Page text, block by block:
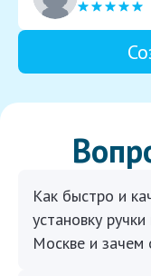
Как быстро и
установку
Москве и зачем